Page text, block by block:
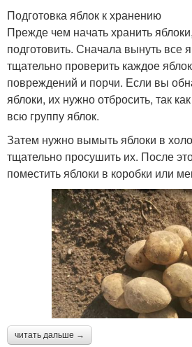
Подготовка яблок к хранению
Прежде чем начать хранить
подготовить. Сначала вынуть все
тщательно проверить каждое
повреждений и порчи. Если вы
яблоки, их нужно отбросить, так
всю группу яблок.
Затем нужно вымыть яблоки в
тщательно просушить их. После
поместить яблоки в коробки или
читать дальше →